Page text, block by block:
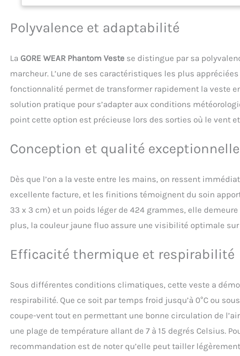
différences de
pour une flexibilité
provisions et les
INFINIUM, Couleur :
Polyvalence et adaptabilité
La GORE WEAR Phantom Veste se distingue par sa
marcheur. L’une de ses caractéristiques les plus
fonctionnalité permet de transformer rapidement la veste
solution pratique pour s’adapter aux conditions
point cette option est précieuse lors des sorties où le vent
Conception et qualité
Dès que l’on a la veste entre les mains, on ressent
excellente facture, et les finitions témoignent du soin
33 x 3 cm) et un poids léger de 424 grammes, elle
plus, la couleur jaune fluo assure une visibilité optimale
Efficacité thermique et respirabilité
Sous différentes conditions climatiques, cette veste a
respirabilité. Que ce soit par temps froid jusqu’à 0°C ou
coupe-vent tout en permettant une bonne circulation de
une plage de température allant de 7 à 15 degrés Celsius.
recommandation est de noter qu’elle peut tailler